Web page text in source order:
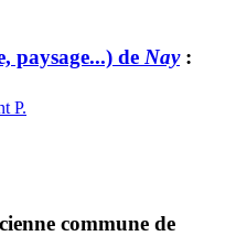
paysage...) de Nay:
P.
commune de